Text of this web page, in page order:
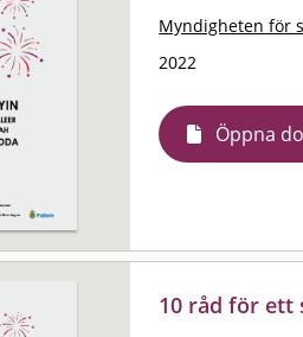
Myndigheten för
2022
Öppna
10 råd för ett